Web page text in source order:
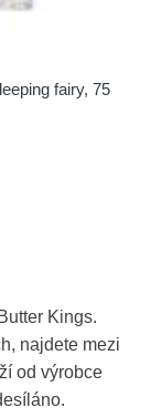
fairy, 75
Kings.
najdete mezi
od výrobce